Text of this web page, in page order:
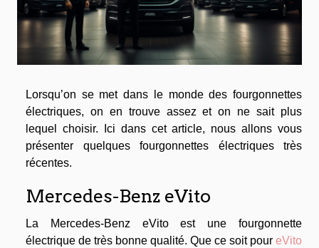
Lorsqu’on se met dans le monde des fourgonnettes
électriques, on en trouve assez et on ne sait plus
lequel choisir. Ici dans cet article, nous allons vous
présenter quelques fourgonnettes électriques très
récentes.
Mercedes-Benz eVito
La Mercedes-Benz eVito est une fourgonnette
électrique de très bonne qualité. Que ce soit pour eVito